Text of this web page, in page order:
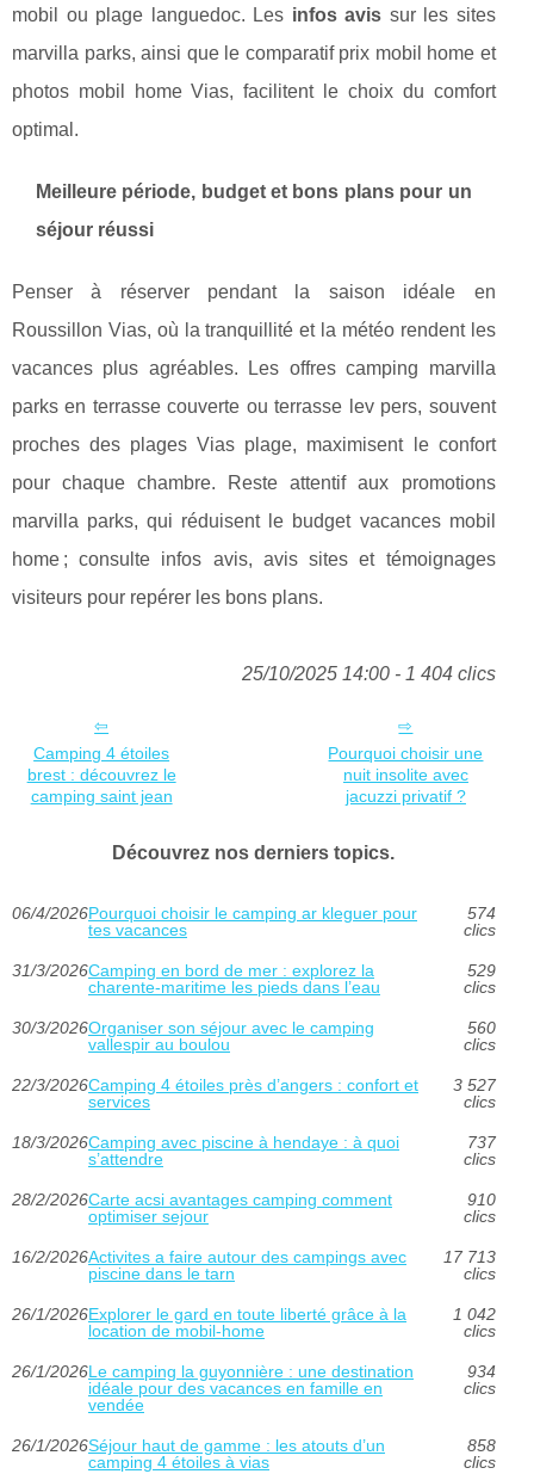
mobil ou plage languedoc. Les infos avis sur les sites
marvilla parks, ainsi que le comparatif prix mobil home et
photos mobil home Vias, facilitent le choix du comfort
optimal.
Meilleure période, budget et bons plans pour un
séjour réussi
Penser à réserver pendant la saison idéale en
Roussillon Vias, où la tranquillité et la météo rendent les
vacances plus agréables. Les offres camping marvilla
parks en terrasse couverte ou terrasse lev pers, souvent
proches des plages Vias plage, maximisent le confort
pour chaque chambre. Reste attentif aux promotions
marvilla parks, qui réduisent le budget vacances mobil
home ; consulte infos avis, avis sites et témoignages
visiteurs pour repérer les bons plans.
25/10/2025 14:00 - 1 404 clics
Camping 4 étoiles
brest : découvrez le
camping saint jean
Pourquoi choisir une
nuit insolite avec
jacuzzi privatif ?
Découvrez nos derniers topics.
06/4/2026Pourquoi choisir le camping ar kleguer pour
tes vacances
574
clics
31/3/2026Camping en bord de mer : explorez la
charente-maritime les pieds dans l’eau
529
clics
30/3/2026Organiser son séjour avec le camping
vallespir au boulou
560
clics
22/3/2026Camping 4 étoiles près d’angers : confort et
services
3 527
clics
18/3/2026Camping avec piscine à hendaye : à quoi
s’attendre
737
clics
28/2/2026Carte acsi avantages camping comment
optimiser sejour
910
clics
16/2/2026Activites a faire autour des campings avec
piscine dans le tarn
17 713
clics
26/1/2026Explorer le gard en toute liberté grâce à la
location de mobil-home
1 042
clics
26/1/2026Le camping la guyonnière : une destination
idéale pour des vacances en famille en
vendée
934
clics
26/1/2026Séjour haut de gamme : les atouts d’un
camping 4 étoiles à vias
858
clics